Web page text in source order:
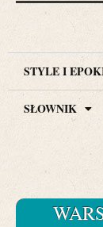
STYLE I
SŁOWNIK